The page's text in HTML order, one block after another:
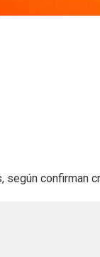
según confirman